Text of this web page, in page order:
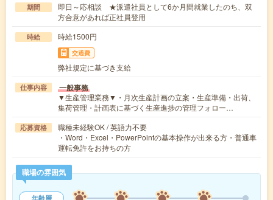
期間
即日～応相談 ★派遣社員として6か月間就業したのち、双
方合意があれば正社員登用
時給 時給1500円
交通費
弊社規定に基づき支給
仕事内容 一般事務
▼生産管理業務▼・月次生産計画の立案・生産準備・出荷、
集荷管理・計画表に基づく生産進捗の管理フォロー…
応募資格
職種未経験OK / 英語力不要
・Word・Excel・PowerPointの基本操作が出来る方・普通車
運転免許をお持ちの方
職場の雰囲気
年齢層